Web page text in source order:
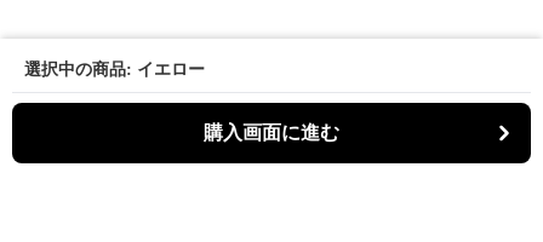
選択中の商品: イエロー
購入画面に進む